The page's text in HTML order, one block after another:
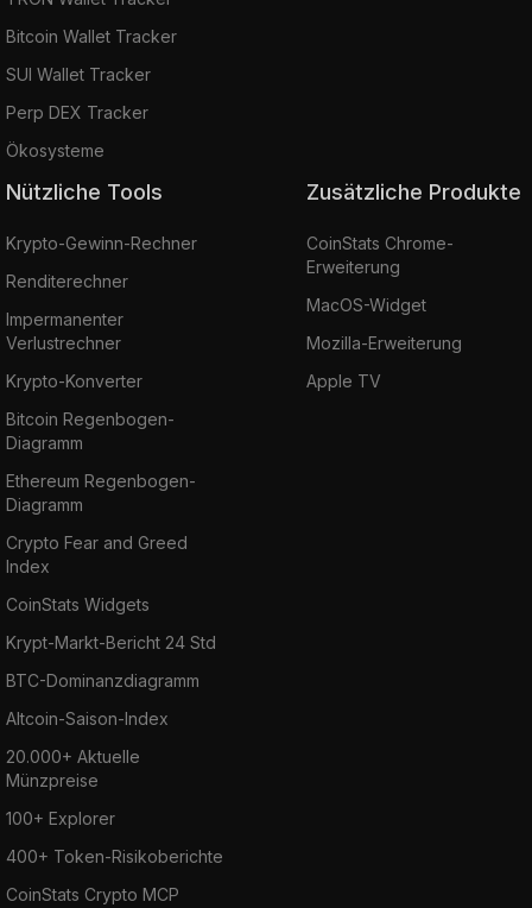
Bitcoin Wallet Tracker
SUI Wallet Tracker
Perp DEX Tracker
Ökosysteme
Nützliche Tools
Krypto-Gewinn-Rechner
Renditerechner
Impermanenter
Verlustrechner
Krypto-Konverter
Bitcoin Regenbogen-
Diagramm
Ethereum Regenbogen-
Diagramm
Crypto Fear and Greed
Index
CoinStats Widgets
Krypt-Markt-Bericht 24 Std
BTC-Dominanzdiagramm
Altcoin-Saison-Index
20.000+ Aktuelle
Münzpreise
100+ Explorer
400+ Token-Risikoberichte
CoinStats Crypto MCP
Zusätzliche Produkte
CoinStats Chrome-
Erweiterung
MacOS-Widget
Mozilla-Erweiterung
Apple TV